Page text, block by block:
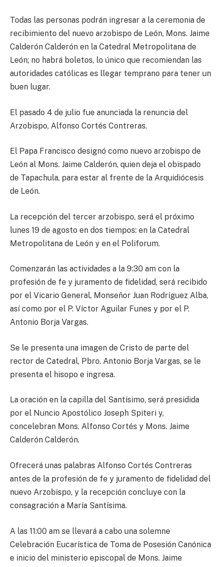
Todas las personas podrán ingresar a la ceremonia de
recibimiento del nuevo arzobispo de León, Mons. Jaime
Calderón Calderón en la Catedral Metropolitana de
León; no habrá boletos, lo único que recomiendan las
autoridades católicas es llegar temprano para tener un
buen lugar.
El pasado 4 de julio fue anunciada la renuncia del
Arzobispo, Alfonso Cortés Contreras.
El Papa Francisco designó como nuevo arzobispo de
León al Mons. Jaime Calderón, quien deja el obispado
de Tapachula, para estar al frente de la Arquidiócesis
de León.
La recepción del tercer arzobispo, será el próximo
lunes 19 de agosto en dos tiempos: en la Catedral
Metropolitana de León y en el Poliforum.
Comenzarán las actividades a la 9:30 am con la
profesión de fe y juramento de fidelidad, será recibido
por el Vicario General, Monseñor Juan Rodríguez Alba,
así como por el P. Víctor Aguilar Funes y por el P.
Antonio Borja Vargas.
Se le presenta una imagen de Cristo de parte del
rector de Catedral, Pbro. Antonio Borja Vargas, se le
presenta el hisopo e ingresa.
La oración en la capilla del Santísimo, será presidida
por el Nuncio Apostólico Joseph Spiteri y,
concelebran Mons. Alfonso Cortés y Mons. Jaime
Calderón Calderón.
Ofrecerá unas palabras Alfonso Cortés Contreras
antes de la profesión de fe y juramento de fidelidad del
nuevo Arzobispo, y la recepción concluye con la
consagración a María Santísima.
A las 11:00 am se llevará a cabo una solemne
Celebración Eucarística de Toma de Posesión Canónica
e inicio del ministerio episcopal de Mons. Jaime